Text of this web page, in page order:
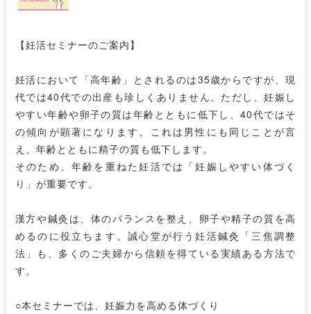
【妊活セミナーのご案内】
妊活において「高年齢」とされるのは35歳からですが、現
代では40代での出産も珍しくありません。ただし、妊娠し
やすい年齢や卵子の質は年齢とともに低下し、40代ではそ
の傾向が顕著になります。これは男性にも同じことが言
え、年齢とともに精子の質も低下します。
そのため、年齢を重ねた妊活では「妊娠しやすい体づく
り」が重要です。
漢方や鍼灸は、体のバランスを整え、卵子や精子の質を高
めるのに役立ちます。誠心堂が行う妊活鍼灸「三焦調整
法」も、多くのご夫婦から信頼を得ている実績ある方法で
す。
○本セミナーでは、妊娠力を高める体づくり